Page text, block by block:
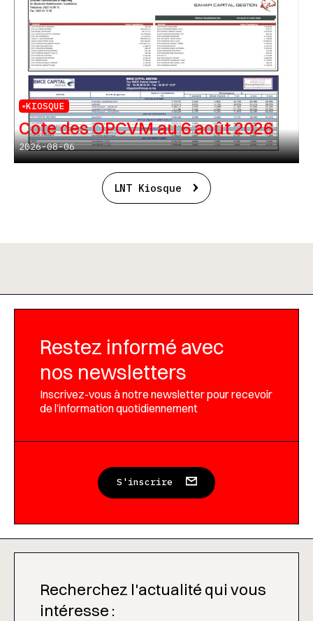
KIOSQUE
Cote des OPCVM au 6 août 2026
2026-08-06
LNT Kiosque
Restez informé avec
nos newsletters
Inscrivez-vous à notre newsletter pour recevoir
de l’information quotidiennement
S'inscrire
Recherchez l'actualité qui vous
intéresse :